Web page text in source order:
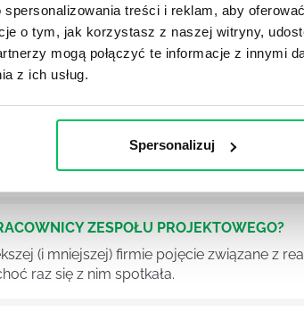
treści i reklam, aby
o tym, jak korzystasz z naszej witryny,
mogą połączyć te informacje z innymi
z ich usług.
Spersonalizuj
W ZWINNEJ METODYCE?
to szereg czynności mających na
wchodzące w skład specjalnych
ZESPOŁU PROJEKTOWEGO?
(i mniejszej) firmie pojęcie związane z
raz się z nim spotkała.